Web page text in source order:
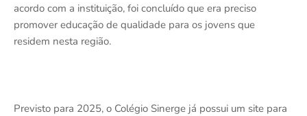
acordo com a instituição, foi concluído que era preciso
promover educação de qualidade para os jovens que
residem nesta região.
Previsto para 2025, o Colégio Sinerge já possui um site para